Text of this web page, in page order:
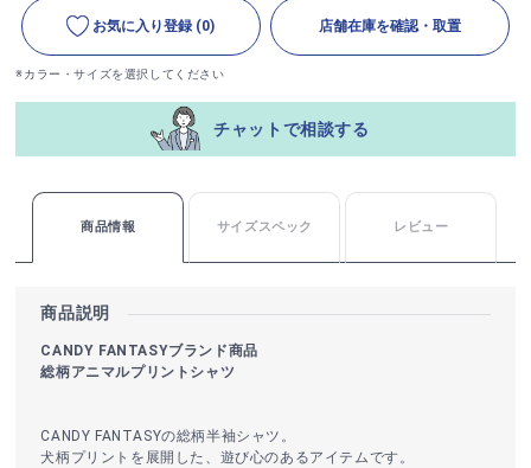
お気に入り登録 (0) 店舗在庫を確認・取置
※カラー・サイズを選択してください
チャットで相談する
商品情報 サイズスペック レビュー
商品説明
CANDY FANTASYブランド商品
総柄アニマルプリントシャツ
CANDY FANTASYの総柄半袖シャツ。
犬柄プリントを展開した、遊び心のあるアイテムです。